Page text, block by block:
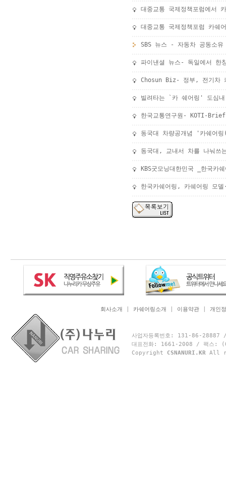
대중교통 국제정책포럼에서
대중교통 국제정책포럼 카쉐
SBS 뉴스 - 자동차 공동소유
파이낸셜 뉴스- 독일에서 한
Chosun Biz- 정부, 전기차
빌려타는 `카 쉐어링' 도심
한국교통연구원- KOTI-
동국대 차량공개념 '카쉐어
동국대, 교내서 차를 나눠쓰
KBS굿모닝대한민국 _한국카
한국카쉐어링, 카쉐어링 모
회사소개 카쉐어링소개 이용약관 개인
사업자등록번호: 131-86-28887
대표전화: 1661-2008 / 팩스:
Copyright CSNANURI.KR All